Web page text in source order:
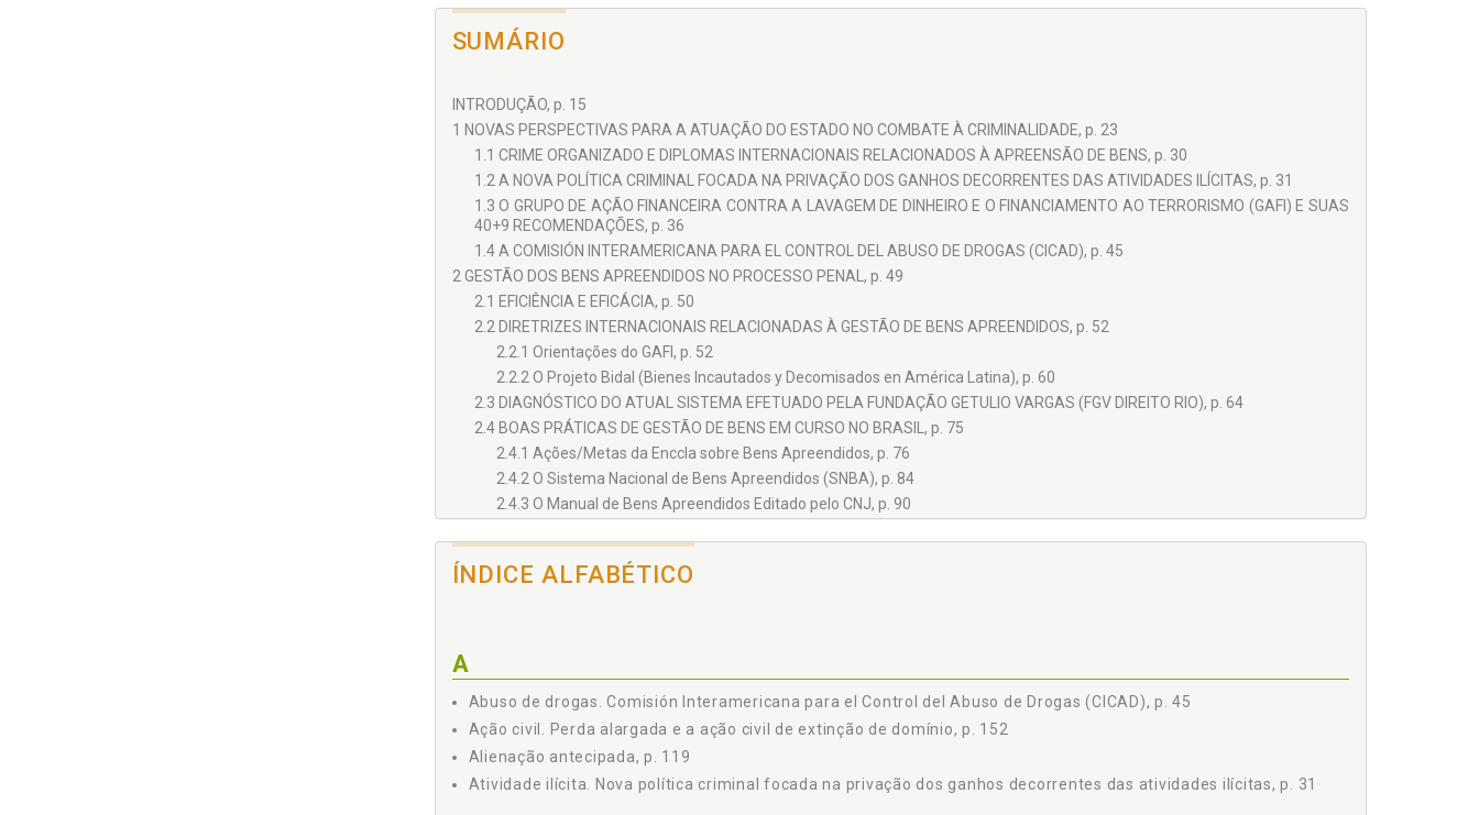
SUMÁRIO
INTRODUÇÃO, p. 15
1 NOVAS PERSPECTIVAS PARA A ATUAÇÃO DO ESTADO NO COMBATE À CRIMINALIDADE, p. 23
1.1 CRIME ORGANIZADO E DIPLOMAS INTERNACIONAIS RELACIONADOS À APREENSÃO DE BENS, p. 30
1.2 A NOVA POLÍTICA CRIMINAL FOCADA NA PRIVAÇÃO DOS GANHOS DECORRENTES DAS ATIVIDADES ILÍCITAS, p. 31
1.3 O GRUPO DE AÇÃO FINANCEIRA CONTRA A LAVAGEM DE DINHEIRO E O FINANCIAMENTO AO TERRORISMO (GAFI) E SUAS
40+9 RECOMENDAÇÕES, p. 36
1.4 A COMISIÓN INTERAMERICANA PARA EL CONTROL DEL ABUSO DE DROGAS (CICAD), p. 45
2 GESTÃO DOS BENS APREENDIDOS NO PROCESSO PENAL, p. 49
2.1 EFICIÊNCIA E EFICÁCIA, p. 50
2.2 DIRETRIZES INTERNACIONAIS RELACIONADAS À GESTÃO DE BENS APREENDIDOS, p. 52
2.2.1 Orientações do GAFI, p. 52
2.2.2 O Projeto Bidal (Bienes Incautados y Decomisados en América Latina), p. 60
2.3 DIAGNÓSTICO DO ATUAL SISTEMA EFETUADO PELA FUNDAÇÃO GETULIO VARGAS (FGV DIREITO RIO), p. 64
2.4 BOAS PRÁTICAS DE GESTÃO DE BENS EM CURSO NO BRASIL, p. 75
2.4.1 Ações/Metas da Enccla sobre Bens Apreendidos, p. 76
2.4.2 O Sistema Nacional de Bens Apreendidos (SNBA), p. 84
2.4.3 O Manual de Bens Apreendidos Editado pelo CNJ, p. 90
3.1 MODELOS INTERNACIONAIS DE GESTÃO E DESTINAÇÃO DE BENS APREENDIDOS, p. 101
3.2 A DESTINAÇÃO PROVISÓRIA DE BENS NO DIREITO BRASILEIRO, p. 118
3.2.1 A Alienação Antecipada, p. 119
3.2.2 O Encaminhamento aos Depósitos Judiciais ou Policiais, p. 125
3.2.3 A Nomeação de um Depositário ou Administrador e a Questão do Depósito em Poder do Infrator, p. 127
3.2.4 A Destinação dos Bens para Uso Provisório de Entidades Públicas ou com Finalidade Social, p. 131
ÍNDICE ALFABÉTICO
A
Abuso de drogas. Comisión Interamericana para el Control del Abuso de Drogas (CICAD), p. 45
Ação civil. Perda alargada e a ação civil de extinção de domínio, p. 152
Alienação antecipada, p. 119
Atividade ilícita. Nova política criminal focada na privação dos ganhos decorrentes das atividades ilícitas, p. 31